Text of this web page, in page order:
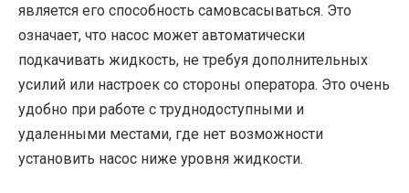
является его способность самовсасываться. Это
означает, что насос может автоматически
подкачивать жидкость, не требуя дополнительных
усилий или настроек со стороны оператора. Это очень
удобно при работе с труднодоступными и
удаленными местами, где нет возможности
установить насос ниже уровня жидкости.